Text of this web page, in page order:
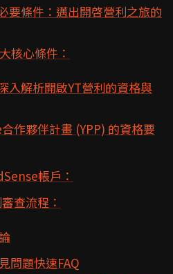
要條件：邁出開啓營利之旅的
核心條件：
入解析開啟YT營利的資格與
作夥伴計畫 (YPP) 的資格要
帳戶：
查流程：
問題快速FAQ